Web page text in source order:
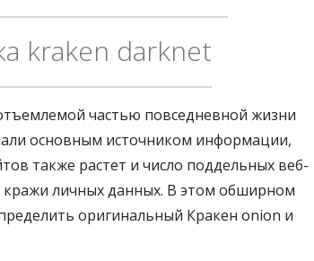
kraken darknet
частью повседневной жизни
основным источником информации,
также растет и число поддельных веб-
кражи личных данных. В этом обширном
оригинальный Кракен onion и